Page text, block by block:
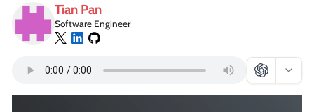
Tian Pan
Software Engineer